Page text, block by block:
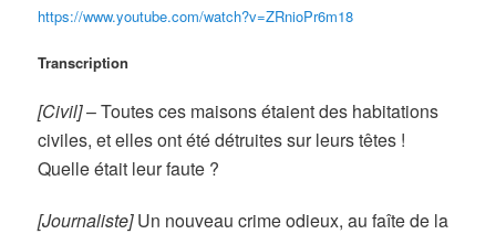
https://www.youtube.com/watch?v=ZRnioPr6m18
Transcription
[Civil]–Toutes ces maisons étaient des habitations
civiles, et elles ont été détruites sur leurs têtes !
Quelle était leur faute ?
[Journaliste]Un nouveau crime odieux, au faîte de la